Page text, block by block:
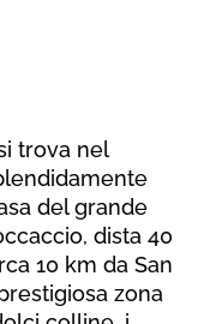
trova nel
del grande
dista 40
10 km da San
zona